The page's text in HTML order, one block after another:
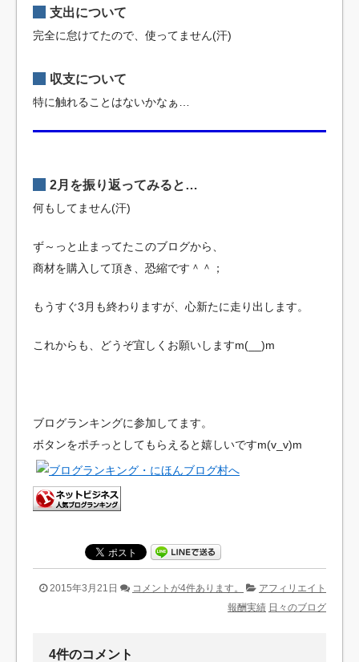
支出について
完全に怠けてたので、使ってません(汗)
収支について
特に触れることはないかなぁ…
2月を振り返ってみると…
何もしてません(汗)
ず～っと止まってたこのブログから、
商材を購入して頂き、恐縮です＾＾；
もうすぐ3月も終わりますが、心新たに走り出します。
これからも、どうぞ宜しくお願いしますm(__)m
ブログランキングに参加してます。
ボタンをポチっとしてもらえると嬉しいですm(v_v)m
2015年3月21日 コメントが4件あります。
アフィリエイト
報酬実績 日々のブログ
4件のコメント